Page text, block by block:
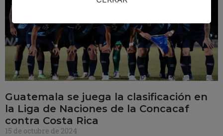
Guatemala se juega la clasificación en
la Liga de Naciones de la Concacaf
contra Costa Rica
15 de octubre de 2024